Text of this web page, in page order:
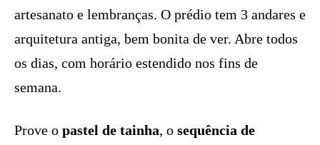
artesanato e lembranças. O prédio tem 3 andares e
arquitetura antiga, bem bonita de ver. Abre todos
os dias, com horário estendido nos fins de
semana.
Prove o pastel de tainha, o sequência de